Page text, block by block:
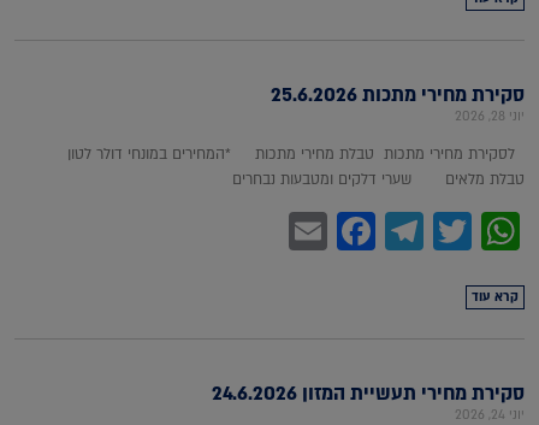
סקירת מחירי מתכות 25.6.2026
יוני 28, 2026
לסקירת מחירי מתכות טבלת מחירי מתכות *המחירים במונחי דולר לטון
טבלת מלאים שערי דלקים ומטבעות נבחרים
WhatsApp
Twitter
Telegram
Facebook
קרא עוד
סקירת מחירי תעשיית המזון 24.6.2026
יוני 24, 2026